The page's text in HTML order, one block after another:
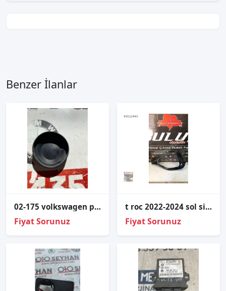
Benzer İlanlar
02-175 volkswagen passat B5 ön far kapağı
Fiyat Sorunuz
t roc 2022-2024 sol sis çerçevesi 2ga853666
Fiyat Sorunuz